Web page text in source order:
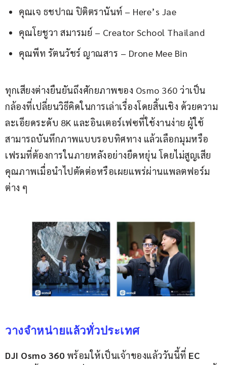
คุณเจ ธชปาณ ปิติตรานันท์ – Here’s Jae
คุณโยชูวา สมารมย์ – Creator School Thailand
คุณพีท รัตนวัชร์ ญาณสาร – Drone Mee Bin
ทุกเสียงต่างยืนยันถึงศักยภาพของ Osmo 360 ว่าเป็น
กล้องที่เปลี่ยนวิธีคิดในการเล่าเรื่องโดยสิ้นเชิง ด้วยความ
ละเอียดระดับ 8K และอินเตอร์เฟซที่ใช้งานง่าย ผู้ใช้
สามารถบันทึกภาพแบบรอบทิศทาง แล้วเลือกมุมหรือ
เฟรมที่ต้องการในภายหลังอย่างยืดหยุ่น โดยไม่สูญเสีย
คุณภาพเมื่อนำไปตัดต่อหรือเผยแพร่ผ่านแพลตฟอร์ม
ต่าง ๆ
วางจำหน่ายแล้วทั่วประเทศ
DJI Osmo 360 พร้อมให้เป็นเจ้าของแล้ววันนี้ที่ EC